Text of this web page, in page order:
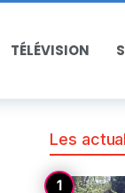
TÉLÉVISION
Les